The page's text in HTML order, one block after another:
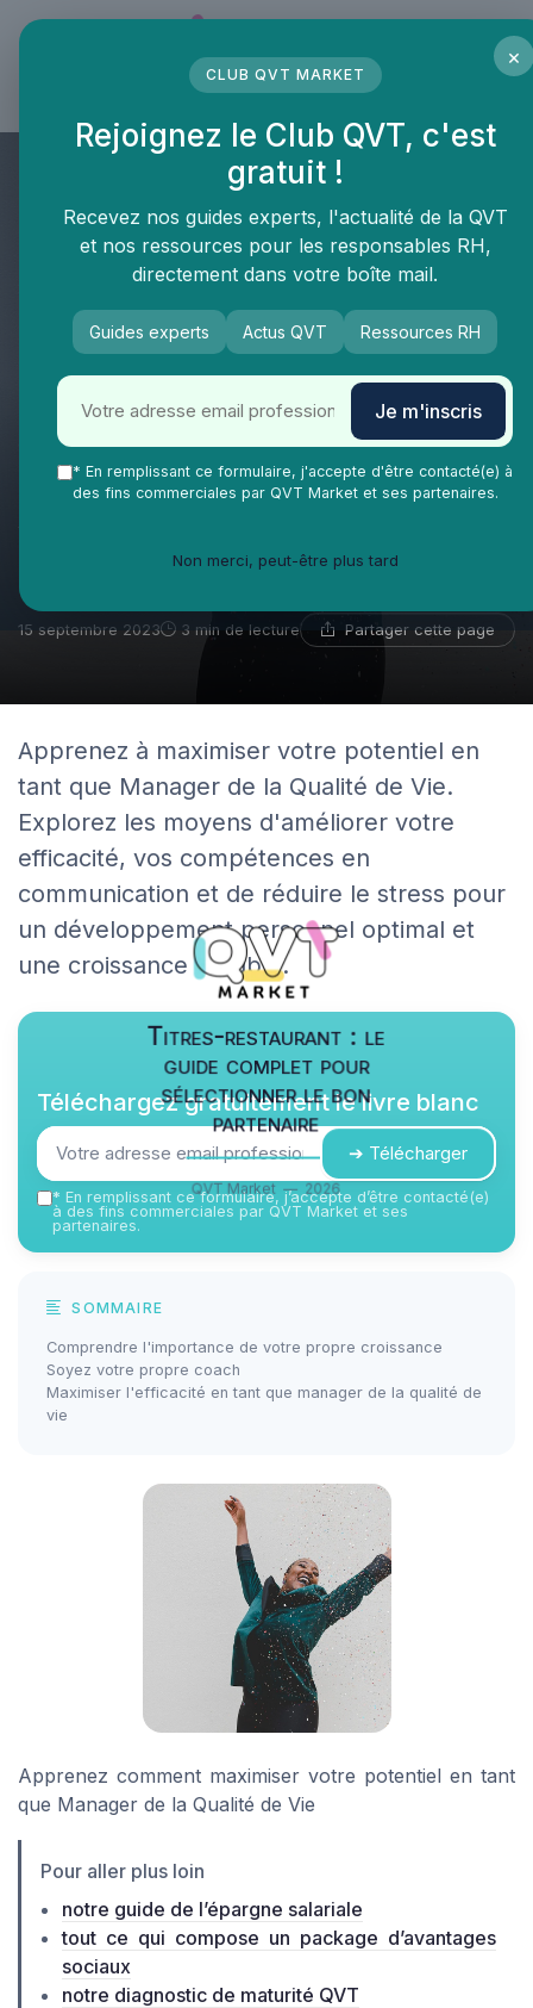
QVT Market Impact RSE et qualité de vie au travail Management
Apprenez comment maximiser
Manager de la Qualité de Vie
15 septembre 2023 3 min de lecture Partager cette page
Apprenez à maximiser votre potentiel en
tant que Manager de la Qualité de Vie.
Explorez les moyens d'améliorer votre
efficacité, vos compétences en
communication et de réduire le stress pour
un développement personnel optimal et
une croissance durable.
Titres-restaurant : le
guide complet pour
sélectionner le bon
partenaire
QVT Market — 2026
Téléchargez gratuitement le livre blanc
➔ Télécharger
* En remplissant ce formulaire, j’accepte d’être contacté(e)
à des fins commerciales par QVT Market et ses
partenaires.
SOMMAIRE
Comprendre l'importance de votre propre croissance
Soyez votre propre coach
Maximiser l'efficacité en tant que manager de la qualité de
vie
Apprenez comment maximiser votre potentiel en tant
que Manager de la Qualité de Vie
Pour aller plus loin
notre guide de l’épargne salariale
tout ce qui compose un package d’avantages
sociaux
notre diagnostic de maturité QVT
×
CLUB QVT MARKET
Rejoignez le Club QVT, c'est
gratuit !
Recevez nos guides experts, l'actualité de la QVT
et nos ressources pour les responsables RH,
directement dans votre boîte mail.
Guides experts Actus QVT Ressources RH
Je m'inscris
* En remplissant ce formulaire, j'accepte d'être contacté(e) à
des fins commerciales par QVT Market et ses partenaires.
Non merci, peut-être plus tard
Panneau de gestion des cookies